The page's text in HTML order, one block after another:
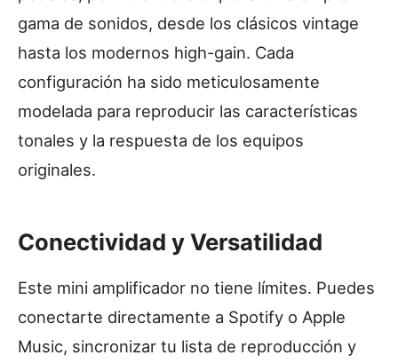
gama de sonidos, desde los clásicos vintage
hasta los modernos high-gain. Cada
configuración ha sido meticulosamente
modelada para reproducir las características
tonales y la respuesta de los equipos
originales.
Conectividad y Versatilidad
Este mini amplificador no tiene límites. Puedes
conectarte directamente a Spotify o Apple
Music, sincronizar tu lista de reproducción y